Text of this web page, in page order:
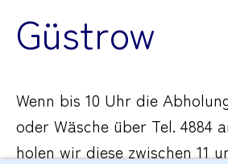
Güstrow
Wenn bis 10 Uhr die
oder Wäsche über Tel. 4884
holen wir diese zwischen 11